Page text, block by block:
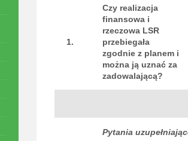
1.
Czy realizacja
finansowa i
rzeczowa LSR
przebiegała
zgodnie z planem i
można ją uznać za
zadowalającą?
Pytania